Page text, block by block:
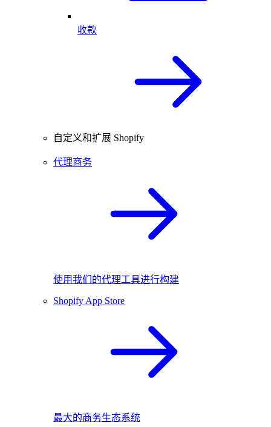
收款
自定义和扩展 Shopify
代理商务
使用我们的代理工具进行构建
Shopify App Store
最大的商务生态系统